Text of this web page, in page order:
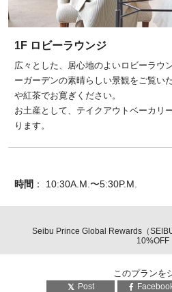
1F ロビーラウンジ
広々とした、居心地のよいロビーラウ
ーガーデンの素晴らしい景観をご覧い
や紅茶でお寛ぎください。
お土産として、テイクアウトベーカリ
ります。
時間 ： 10:30A.M.〜5:30P.M.
Seibu Prince Global Rewards（
10%OFF
このプランを
Post